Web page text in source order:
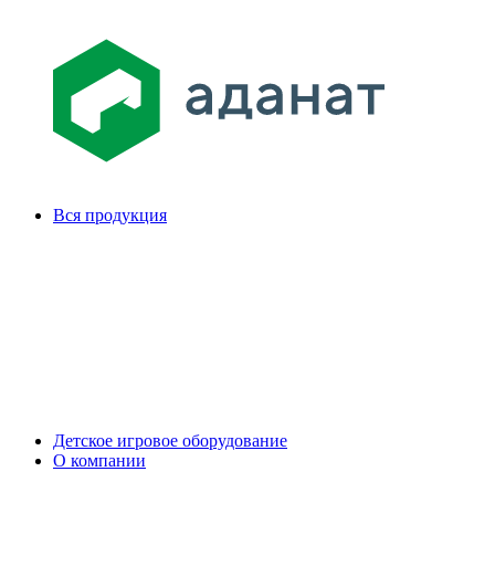
Вся продукция
Детское игровое оборудование
О компании